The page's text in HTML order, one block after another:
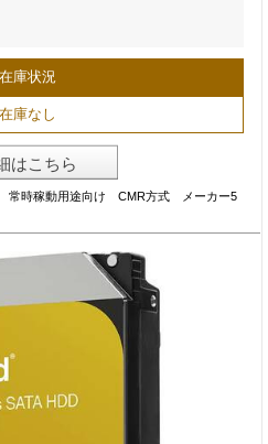
在庫状況
在庫なし
はこちら
常時稼動用途向け CMR方式 メーカー5